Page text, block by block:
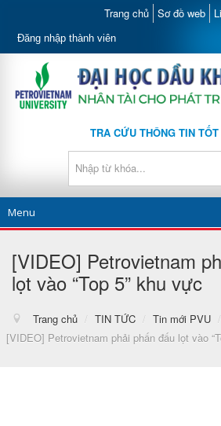
Trang chủ Sơ đồ web
Đăng nhập thành viên
TRA CỨU THÔNG TIN
Menu
[VIDEO] Petrovietnam
lọt vào “Top 5” khu vực
Trang chủ / TIN TỨC / Tin mới PVU
/
[VIDEO] Petrovietnam phải phấn đấu lọt vào